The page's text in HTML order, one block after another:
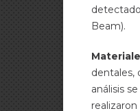
Beam).
dentales,
análisis